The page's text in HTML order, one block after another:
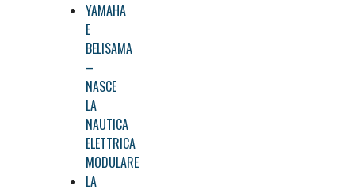
YAMAHA
E
BELISAMA
–
NASCE
LA
NAUTICA
ELETTRICA
MODULARE
LA